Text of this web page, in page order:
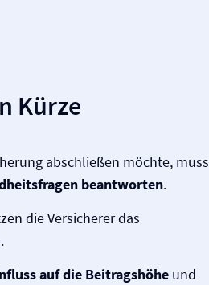
Kürze
abschließen möchte, muss
beantworten.
die Versicherer das
auf die Beitragshöhe und